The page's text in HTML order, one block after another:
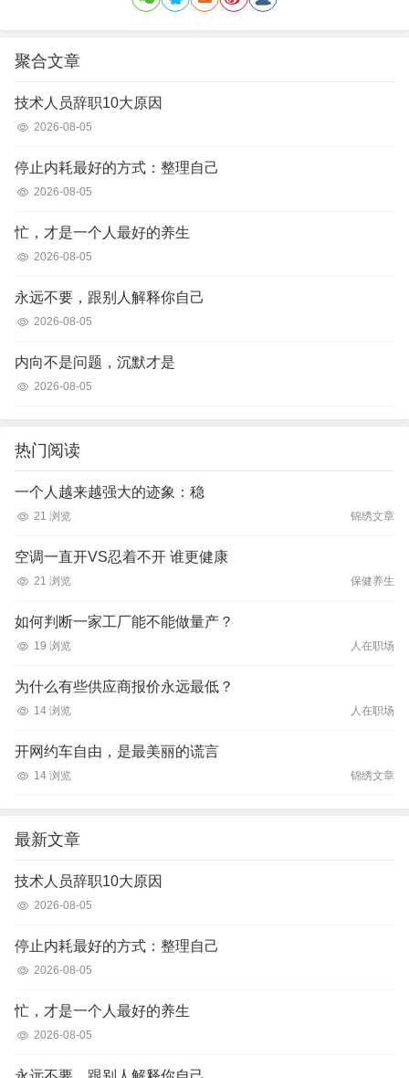
聚合文章
技术人员辞职10大原因
2026-08-05
停止内耗最好的方式：整理自己
2026-08-05
忙，才是一个人最好的养生
2026-08-05
永远不要，跟别人解释你自己
2026-08-05
内向不是问题，沉默才是
2026-08-05
热门阅读
一个人越来越强大的迹象：稳
21 浏览 锦绣文章
空调一直开VS忍着不开 谁更健康
21 浏览 保健养生
如何判断一家工厂能不能做量产？
19 浏览 人在职场
为什么有些供应商报价永远最低？
14 浏览 人在职场
开网约车自由，是最美丽的谎言
14 浏览 锦绣文章
最新文章
技术人员辞职10大原因
2026-08-05
停止内耗最好的方式：整理自己
2026-08-05
忙，才是一个人最好的养生
2026-08-05